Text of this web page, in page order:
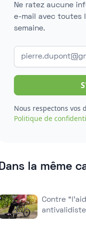
Ne ratez aucune
e-mail avec toutes
semaine.
Nous respectons vos
Politique de
Dans la même
Contre
antivalidiste